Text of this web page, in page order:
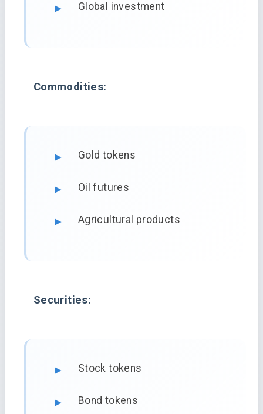
Global investment
Commodities:
Gold tokens
Oil futures
Agricultural products
Securities:
Stock tokens
Bond tokens